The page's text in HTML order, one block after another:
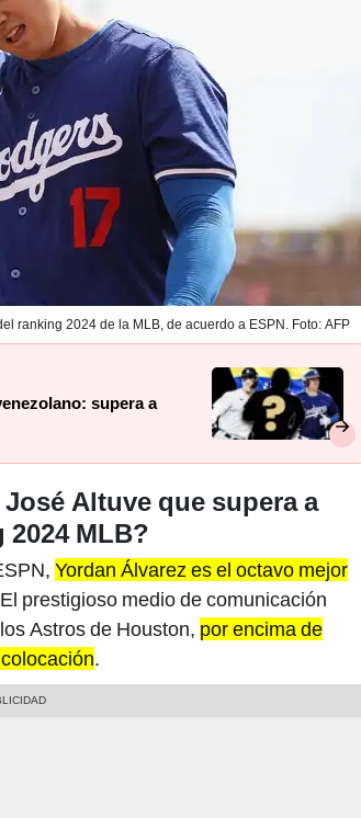
ranking 2024 de la MLB, de acuerdo a ESPN. Foto: AFP
supera a
Altuve que supera a
MLB?
Yordan Álvarez es el octavo mejor
prestigioso medio de comunicación
Astros de Houston, por encima de
.